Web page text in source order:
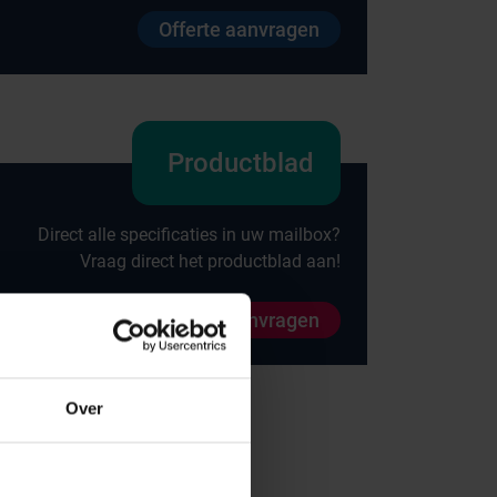
Over
Offerte aanvragen
Productblad
Direct alle specificaties in uw mailbox?
Vraag direct het productblad aan!
Productblad aanvragen
Onze merken
Hammerlit
Metro
Zarges